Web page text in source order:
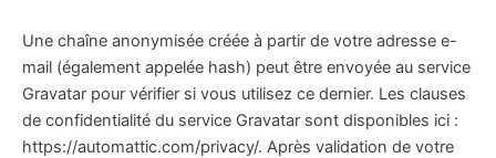
Une chaîne anonymisée créée à partir de votre adresse e-
mail (également appelée hash) peut être envoyée au service
Gravatar pour vérifier si vous utilisez ce dernier. Les clauses
de confidentialité du service Gravatar sont disponibles ici :
https://automattic.com/privacy/. Après validation de votre